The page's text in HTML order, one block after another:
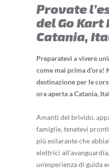
Provate
del Go Kart
Catania,
Preparatevi a vivere
come mai prima d’ora!
destinazione per le
ora aperta a Catania,
Amanti del brivido,
famiglie, tenetevi
più esilarante che
elettrici
un’esperienza di guida